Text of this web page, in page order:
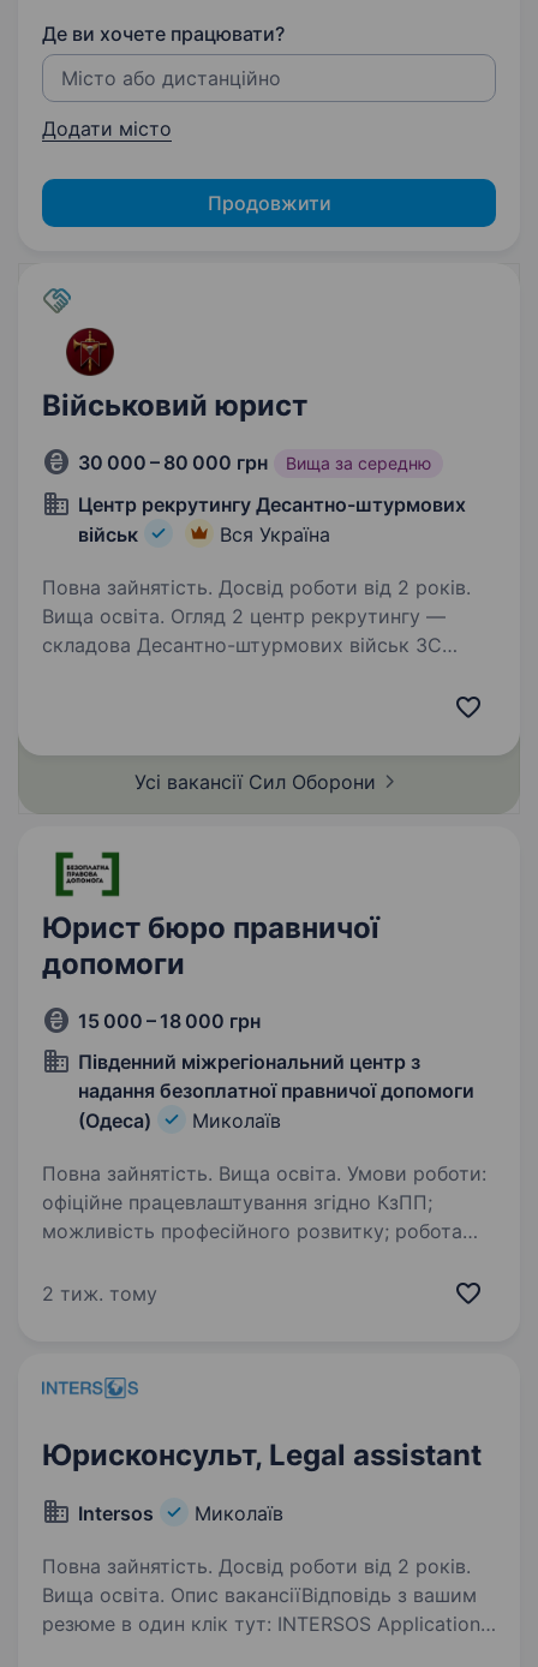
Де ви хочете працювати?
Додати місто
Продовжити
Військовий юрист
30 000 – 80 000 грн Вища за середню
Центр рекрутингу Десантно-штурмових
військ
Вся Україна
Повна зайнятість. Досвід роботи від 2 років.
Вища освіта. Огляд 2 центр рекрутингу —
складова Десантно-штурмових військ ЗС
долучитися до підрозділів ДШВ. Наша команда
пройшли службу в різних…
Усі вакансії Сил Оборони
Юрист бюро правничої
допомоги
15 000 – 18 000 грн
Південний міжрегіональний центр з
надання безоплатної правничої допомоги
(Одеса)
Миколаїв
Повна зайнятість. Вища освіта. Умови роботи:
офіційне працевлаштування згідно КзПП;
можливість професійного розвитку; робота
роботи: понеділок — п’ятниця з 8.00 до 17.00
2 тиж. тому
Юрисконсульт, Legal assistant
Intersos Миколаїв
Повна зайнятість. Досвід роботи від 2 років.
Вища освіта. Опис вакансіїВідповідь з вашим
резюме в один клік тут: INTERSOS Application